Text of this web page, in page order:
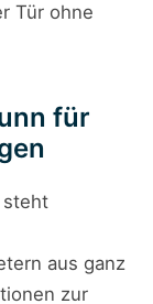
Tür ohne
für
steht
aus ganz
zur